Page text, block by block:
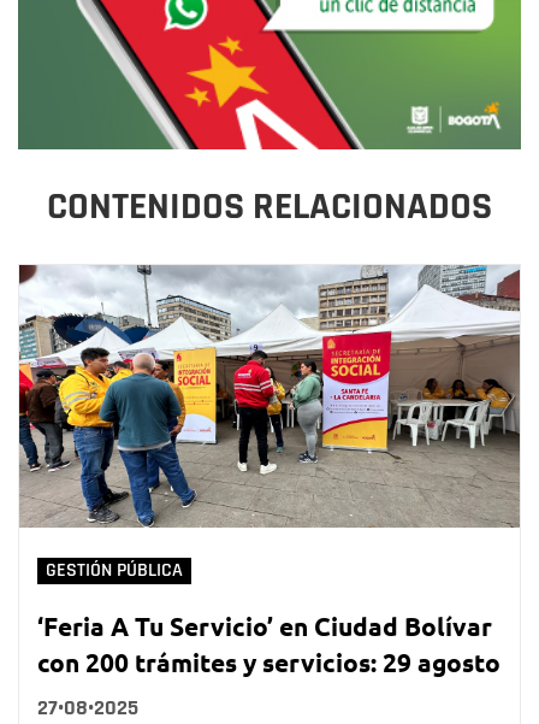
CONTENIDOS RELACIONADOS
GESTIÓN PÚBLICA
‘Feria A Tu Servicio’ en Ciudad Bolívar
con 200 trámites y servicios: 29 agosto
27•08•2025